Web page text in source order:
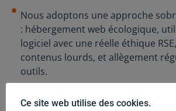
Nous adoptons une approche
: hébergement web écologique,
logiciel avec une réelle éthique
contenus lourds, et allègement
outils.
Ce site web utilise des cookies.